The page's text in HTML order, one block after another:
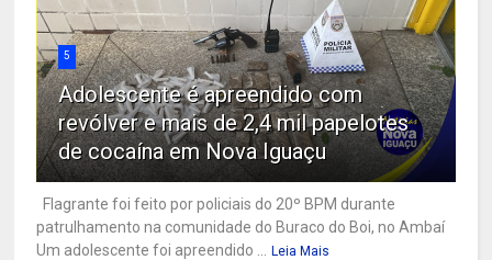
5
Adolescente é apreendido com
revólver e mais de 2,4 mil papelotes
de cocaína em Nova Iguaçu
Flagrante foi feito por policiais do 20º BPM durante
patrulhamento na comunidade do Buraco do Boi, no Ambaí
Um adolescente foi apreendido ...
Leia Mais